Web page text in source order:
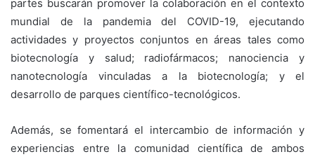
partes buscarán promover la colaboración en el contexto
mundial de la pandemia del COVID-19, ejecutando
actividades y proyectos conjuntos en áreas tales como
biotecnología y salud; radiofármacos; nanociencia y
nanotecnología vinculadas a la biotecnología; y el
desarrollo de parques científico-tecnológicos.
Además, se fomentará el intercambio de información y
experiencias entre la comunidad científica de ambos